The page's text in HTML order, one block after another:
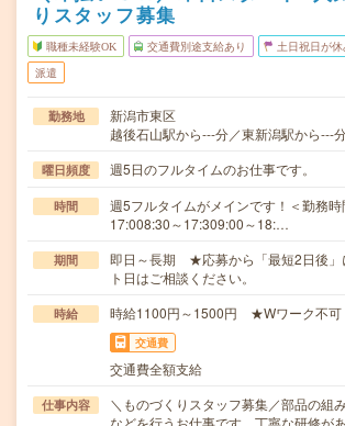
りスタッフ募集
職種未経験OK 交通費別途支給あり 土日祝日が休
派遣
勤務地
新潟市東区
越後石山駅から---分／東新潟駅から---
曜日頻度 週5日のフルタイムのお仕事です。
時間
週5フルタイムがメインです！＜勤務
17:008:30～17:309:00～18:…
期間
即日～長期 ★応募から「最短2日後」
ト日はご相談ください。
時給 時給1100円～1500円 ★Wワーク不可
交通費
交通費全額支給
仕事内容
＼ものづくりスタッフ募集／部品の組
などを行うお仕事です。丁寧な研修が